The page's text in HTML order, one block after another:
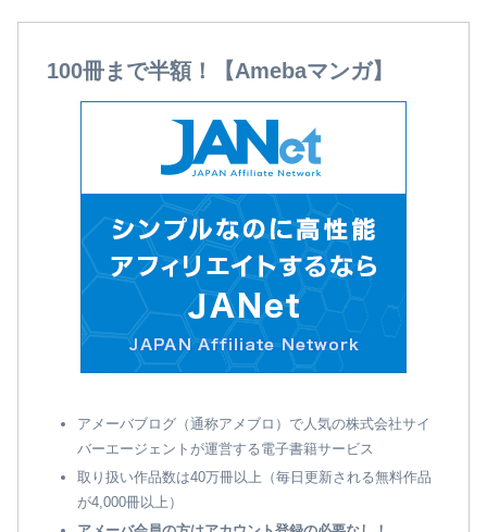
100冊まで半額！【Amebaマンガ】
アメーバブログ（通称アメブロ）で人気の株式会社サイ
バーエージェントが運営する電子書籍サービス
取り扱い作品数は40万冊以上（毎日更新される無料作品
が4,000冊以上）